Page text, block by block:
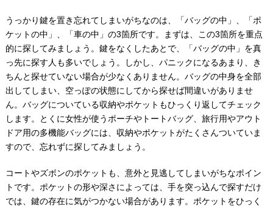
うっかり鍵を置き忘れてしまいがちなのは、「バッグの中」、「ポ
ケットの中」、「車の中」の3箇所です。まずは、この3箇所を重点
的に探してみましょう。鍵をなくしたあとで、「バッグの中」を真
っ先に探す人も多いでしょう。しかし、パニックになるあまり、き
ちんと探せていない場合が少なくありません。バッグの中身を全部
出してしまい、空っぽの状態にしてから探せば間違いがありませ
ん。バッグについている収納やポケットもひっくり返してチェック
します。とくに女性が使うポーチやトートバッグ、旅行用やアウト
ドア用の多機能バッグには、収納やポケットがたくさんついていま
すので、忘れずに探してみましょう。
コートやズボンのポケットも、意外と見逃してしまいがちなポイン
トです。ポケットの形や深さによっては、手を突っ込んで探すだけ
では、鍵の存在に気がつかない場合があります。ポケットをひっく